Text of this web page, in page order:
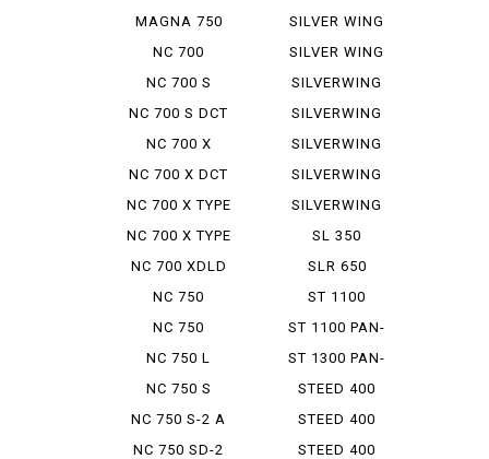
MAGNA 750
NC 700
INTEGRA
NC 700 S
NC 700 S DCT
NC 700 X
NC 700 X DCT
NC 700 X TYPE
LD
NC 700 X TYPE
LD DCT
NC 700 XDLD
NC 750
INTEGRA
NC 750
INTEGRA S
NC 750 L
NC 750 S
NC 750 S-2 A
NC 750 SD-2
AMERICAN
CL...
SILVER WING
600 A ...
SILVER WING
GT 600...
SILVERWING
400
SILVERWING
400 ABS
SILVERWING
400 GT
SILVERWING
600
SILVERWING
600 GT
SL 350
SLR 650
ST 1100
ST 1100 PAN-
EUROPEAN
ST 1300 PAN-
EUROPEAN
STEED 400
STEED 400
VCL
STEED 400